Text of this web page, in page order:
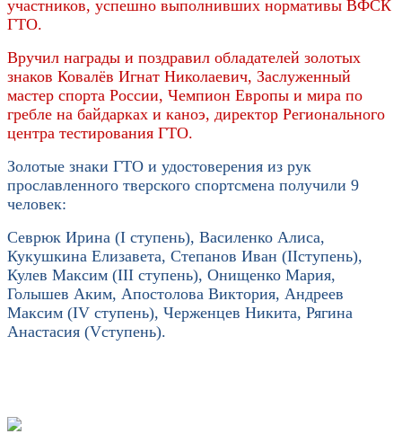
участников, успешно выполнивших нормативы ВФСК
ГТО.
Вручил награды и поздравил обладателей золотых
знаков Ковалёв Игнат Николаевич, Заслуженный
мастер спорта России, Чемпион Европы и мира по
гребле на байдарках и каноэ, директор Регионального
центра тестирования ГТО.
Золотые знаки ГТО и удостоверения из рук
прославленного тверского спортсмена получили 9
человек:
Севрюк Ирина (I ступень), Василенко Алиса,
Кукушкина Елизавета, Степанов Иван (IIступень),
Кулев Максим (III ступень), Онищенко Мария,
Голышев Аким, Апостолова Виктория, Андреев
Максим (IV ступень), Черженцев Никита, Рягина
Анастасия (Vступень).